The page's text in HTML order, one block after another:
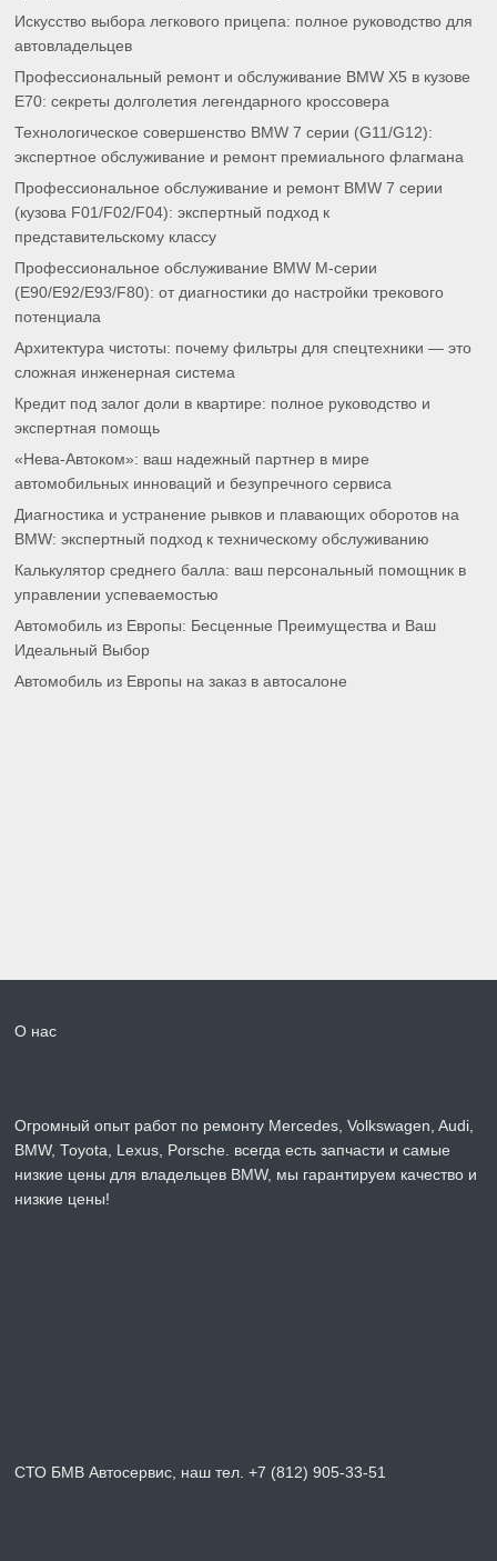
Искусство выбора легкового прицепа: полное руководство для
автовладельцев
Профессиональный ремонт и обслуживание BMW X5 в кузове
E70: секреты долголетия легендарного кроссовера
Технологическое совершенство BMW 7 серии (G11/G12):
экспертное обслуживание и ремонт премиального флагмана
Профессиональное обслуживание и ремонт BMW 7 серии
(кузова F01/F02/F04): экспертный подход к
представительскому классу
Профессиональное обслуживание BMW M-серии
(E90/E92/E93/F80): от диагностики до настройки трекового
потенциала
Архитектура чистоты: почему фильтры для спецтехники — это
сложная инженерная система
Кредит под залог доли в квартире: полное руководство и
экспертная помощь
«Нева-Автоком»: ваш надежный партнер в мире
автомобильных инноваций и безупречного сервиса
Диагностика и устранение рывков и плавающих оборотов на
BMW: экспертный подход к техническому обслуживанию
Калькулятор среднего балла: ваш персональный помощник в
управлении успеваемостью
Автомобиль из Европы: Бесценные Преимущества и Ваш
Идеальный Выбор
Автомобиль из Европы на заказ в автосалоне
О нас
Огромный опыт работ по ремонту Mercedes, Volkswagen, Audi,
BMW, Toyota, Lexus, Porsche. всегда есть запчасти и самые
низкие цены для владельцев BMW, мы гарантируем качество и
низкие цены!
СТО БМВ Автосервис, наш тел. +7 (812) 905-33-51